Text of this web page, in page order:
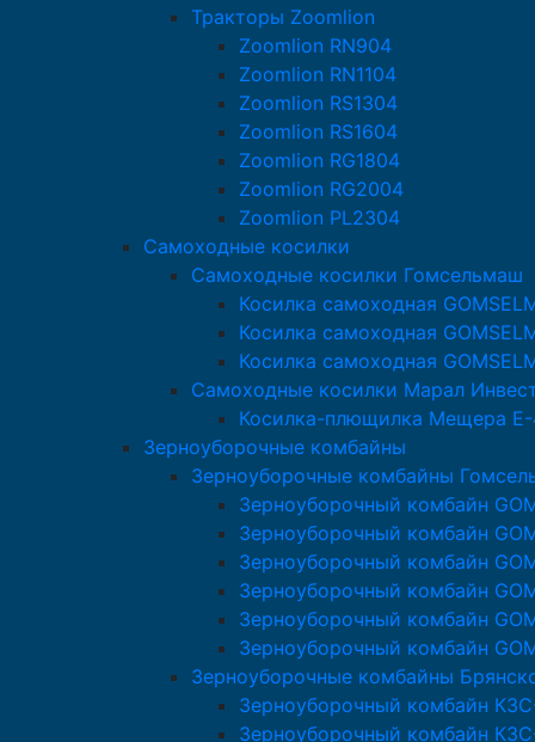
Тракторы Zoomlion
Zoomlion RN904
Zoomlion RN1104
Zoomlion RS1304
Zoomlion RS1604
Zoomlion RG1804
Zoomlion RG2004
Zoomlion PL2304
Самоходные косилки
Самоходные косилки Гомсельмаш
Косилка самоходная
Косилка самоходная
Косилка самоходная
Самоходные косилки Марал
Косилка-плющилка Мещера
Зерноуборочные комбайны
Зерноуборочные комбайны
Зерноуборочный комбайн
Зерноуборочный комбайн
Зерноуборочный комбайн
Зерноуборочный комбайн
Зерноуборочный комбайн
Зерноуборочный комбайн
Зерноуборочные комбайны
Зерноуборочный комбайн
Зерноуборочный комбайн